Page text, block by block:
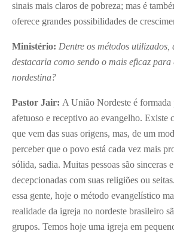
sinais mais claros de pobreza; mas é
oferece grandes possibilidades de
Ministério: Dentre os métodos utilizados,
destacaria como sendo o mais eficaz para
nordestina?
Pastor Jair: A União Nordeste é
afetuoso e receptivo ao evangelho. Existe
que vem das suas origens, mas, de um
perceber que o povo está cada vez mais
sólida, sadia. Muitas pessoas são sinceras
decepcionadas com suas religiões ou
essa gente, hoje o método evangelístico
realidade da igreja no nordeste brasileiro
grupos. Temos hoje uma igreja em